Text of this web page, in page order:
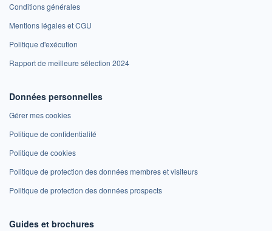
Conditions générales
Mentions légales et CGU
Politique d'exécution
Rapport de meilleure sélection 2024
Données personnelles
Gérer mes cookies
Politique de confidentialité
Politique de cookies
Politique de protection des données membres et visiteurs
Politique de protection des données prospects
Guides et brochures